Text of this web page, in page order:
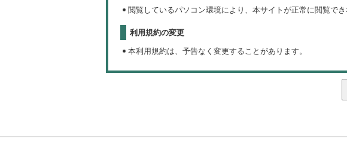
閲覧しているパソコン環境により、本サイトが正常に閲覧でき
利用規約の変更
本利用規約は、予告なく変更することがあります。